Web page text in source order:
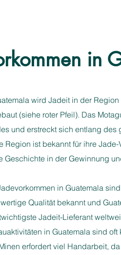
in
wird Jadeit in der
(siehe roter Pfeil). Das
und erstreckt sich entlang des
Region ist bekannt für ihre
Geschichte in der Gewinnung
in Guatemala
Qualität bekannt und
Jadeit-Lieferant
in Guatemala sind
erfordert viel Handarbeit,